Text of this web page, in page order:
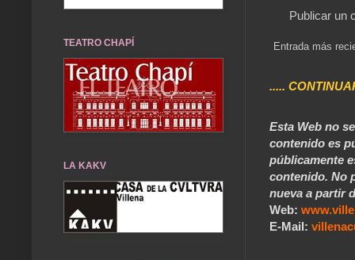
Publicar un
Entrada más
.....
Esta Web no
contenido es
públicamente
contenido. No
nueva a partir
Web:
E-Mail:
TEATRO CHAPÍ
LA KAKV